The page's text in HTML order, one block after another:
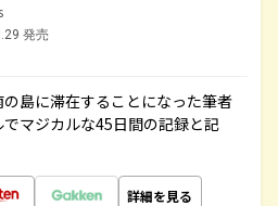
発売
島に滞在することになった筆者
マジカルな45日間の記録と記
詳細を見る